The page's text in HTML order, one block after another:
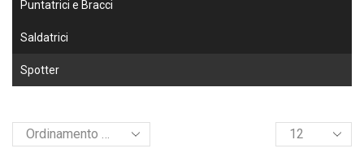
Puntatrici e Bracci
Saldatrici
Spotter